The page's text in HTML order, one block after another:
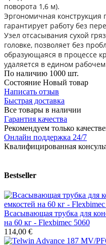
поворота 1,6 м).
Эргономичная
гарантирует работу без
Узел отсасывания сухой
головке, позволяет без
образующаяся в процессе
удаляется в едином
По наличию 1000 шт.
Состояние Новый товар
Написать отзыв
Быстрая доставка
Все товары в наличии
Гарантия качества
Рекомендуем только
Онлайн поддержка 24/7
Квалифицированная
Bestseller
Всасывающая трубка для
на 60 кг - Flexbimec 5060
114,00 €